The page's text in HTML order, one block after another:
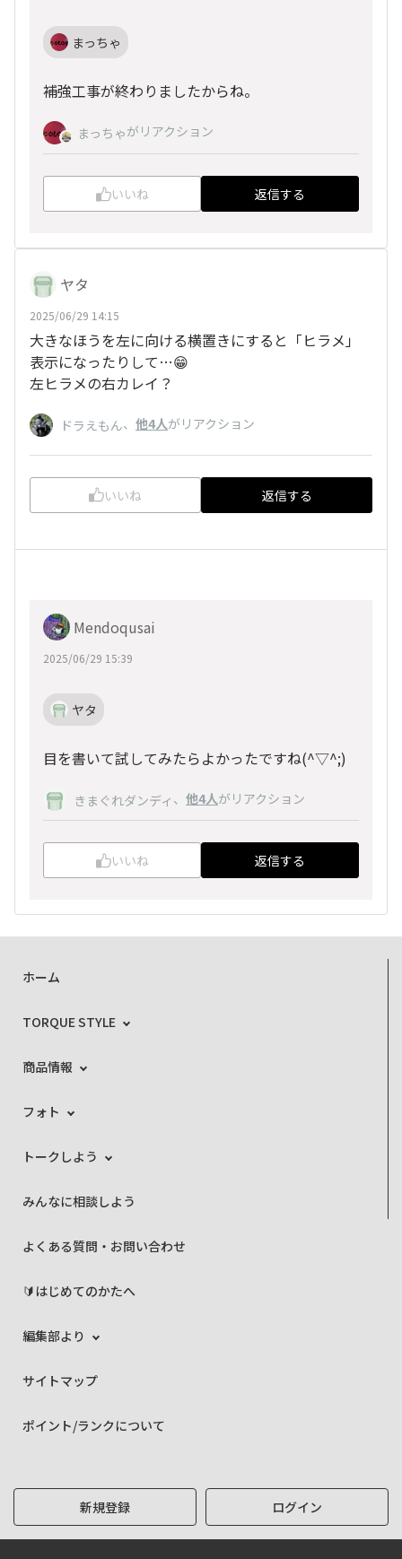
まっちゃ
補強工事が終わりましたからね。
まっちゃがリアクション
いいね 返信する
ヤタ
2025/06/29 14:15
大きなほうを左に向ける横置きにすると「ヒラメ」
表示になったりして…😁
左ヒラメの右カレイ？
ドラえもん、 他4人がリアクション
いいね 返信する
Mendoqusai
2025/06/29 15:39
ヤタ
目を書いて試してみたらよかったですね(^▽^;)
きまぐれダンディ 、 他4人がリアクション
いいね 返信する
ホーム
TORQUE STYLE
商品情報
フォト
トークしよう
みんなに相談しよう
よくある質問・お問い合わせ
🔰はじめてのかたへ
編集部より
サイトマップ
ポイント/ランクについて
新規登録 ログイン